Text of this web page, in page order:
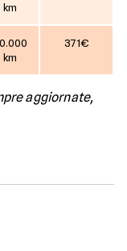
km
km
371€
aggiornate,